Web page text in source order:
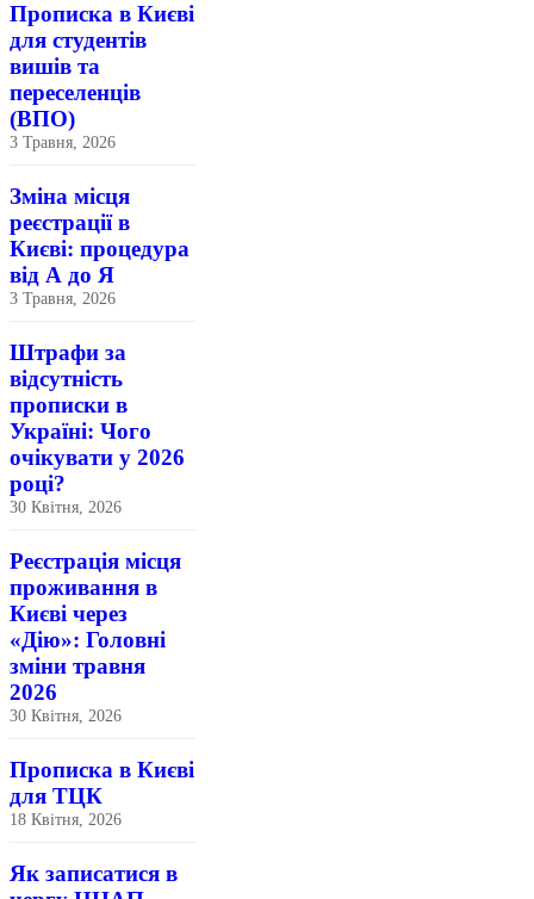
Прописка в Києві
для студентів
вишів та
переселенців
(ВПО)
3 Травня, 2026
Зміна місця
реєстрації в
Києві: процедура
від А до Я
3 Травня, 2026
Штрафи за
відсутність
прописки в
Україні: Чого
очікувати у 2026
році?
30 Квітня, 2026
Реєстрація місця
проживання в
Києві через
«Дію»: Головні
зміни травня
2026
30 Квітня, 2026
Прописка в Києві
для ТЦК
18 Квітня, 2026
Як записатися в